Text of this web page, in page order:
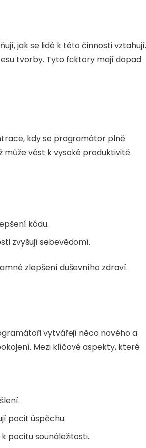
jak se lidé k této činnosti vztahují.
tvorby. Tyto faktory mají dopad
kdy se programátor plně
může vést k vysoké produktivitě.
kódu.
zvyšují sebevědomí.
zlepšení duševního zdraví.
vytvářejí něco nového a
Mezi klíčové aspekty, které
pocit úspěchu.
pocitu sounáležitosti.